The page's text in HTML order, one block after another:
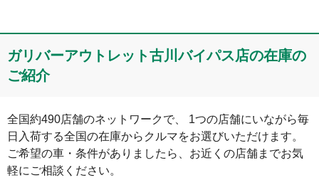
コメント
ガリバーアウトレット古川バイパス店の在庫の
ご紹介
全国約490店舗のネットワークで、 1つの店舗にいながら毎
日入荷する全国の在庫からクルマをお選びいただけます。
ご希望の車・条件がありましたら、お近くの店舗までお気
軽にご相談ください。